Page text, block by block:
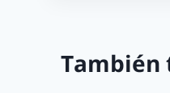
También